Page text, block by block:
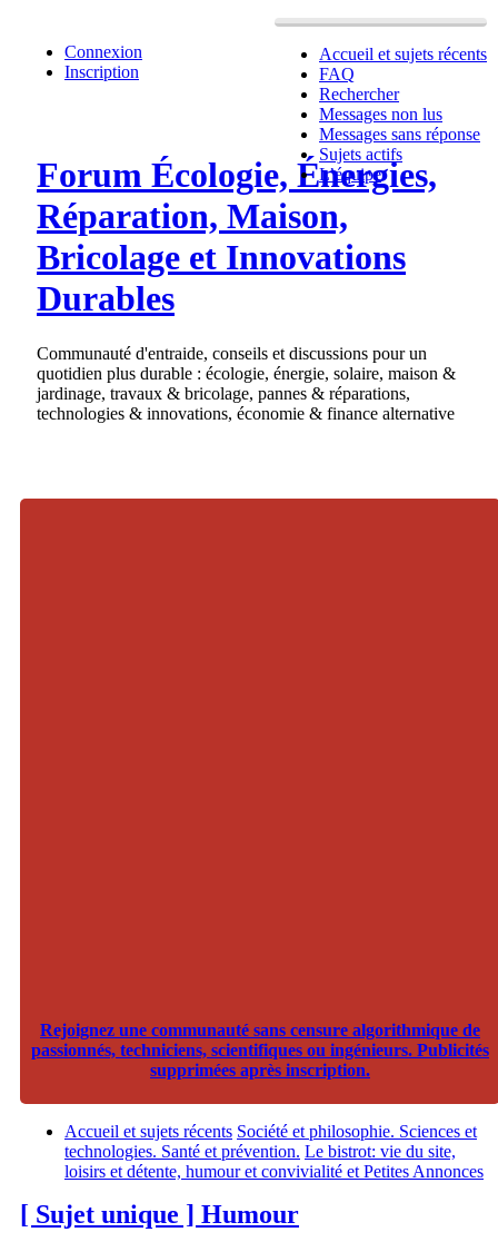
Accueil et sujets récents
FAQ
Rechercher
Messages non lus
Messages sans réponse
Sujets actifs
L’équipe
Connexion
Inscription
Forum Écologie, Énergies,
Réparation, Maison,
Bricolage et Innovations
Durables
Communauté d'entraide, conseils et discussions pour un
quotidien plus durable : écologie, énergie, solaire, maison &
jardinage, travaux & bricolage, pannes & réparations,
technologies & innovations, économie & finance alternative
Rejoignez une communauté sans censure algorithmique de
passionnés, techniciens, scientifiques ou ingénieurs. Publicités
supprimées après inscription.
Accueil et sujets récents Société et philosophie. Sciences et
technologies. Santé et prévention. Le bistrot: vie du site,
loisirs et détente, humour et convivialité et Petites Annonces
[ Sujet unique ] Humour